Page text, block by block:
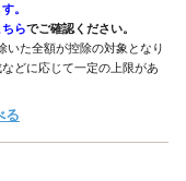
。
ちらでご確認ください。
いた全額が控除の対象となり
どに応じて一定の上限があ
る